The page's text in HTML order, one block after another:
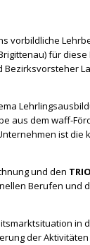
vorbildliche
für diese
aus dem waff-
ist die
und den
Berufen und
in
der